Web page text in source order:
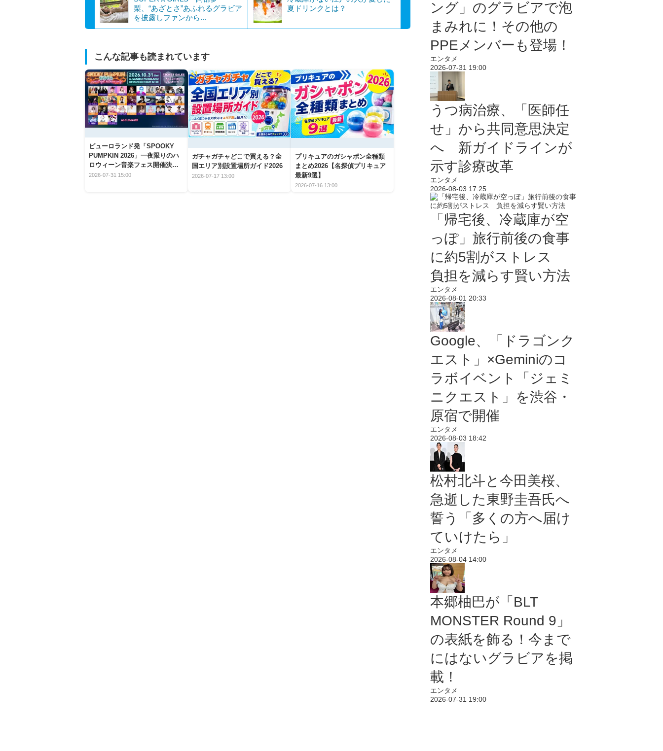
梨、“あざとさ”あふれるグラビア
を披露しファンから...
夏ドリンクとは？
こんな記事も読まれています
ピューロランド発「SPOOKY
PUMPKIN 2026」一夜限りのハ
ロウィーン音楽フェス開催決
定！
2026-07-31 15:00
ガチャガチャどこで買える？全
国エリア別設置場所ガイド2026
2026-07-17 13:00
プリキュアのガシャポン全種類
まとめ2026【名探偵プリキュア
最新9選】
2026-07-16 13:00
ング」のグラビアで泡
まみれに！その他の
PPEメンバーも登場！
エンタメ
2026-07-31 19:00
うつ病治療、「医師任
せ」から共同意思決定
へ 新ガイドラインが
示す診療改革
エンタメ
2026-08-03 17:25
「帰宅後、冷蔵庫が空
っぽ」旅行前後の食事
に約5割がストレス
負担を減らす賢い方法
エンタメ
2026-08-01 20:33
Google、「ドラゴンク
エスト」×Geminiのコ
ラボイベント「ジェミ
ニクエスト」を渋谷・
原宿で開催
エンタメ
2026-08-03 18:42
松村北斗と今田美桜、
急逝した東野圭吾氏へ
誓う「多くの方へ届け
ていけたら」
エンタメ
2026-08-04 14:00
本郷柚巴が「BLT
MONSTER Round 9」
の表紙を飾る！今まで
にはないグラビアを掲
載！
エンタメ
2026-07-31 19:00